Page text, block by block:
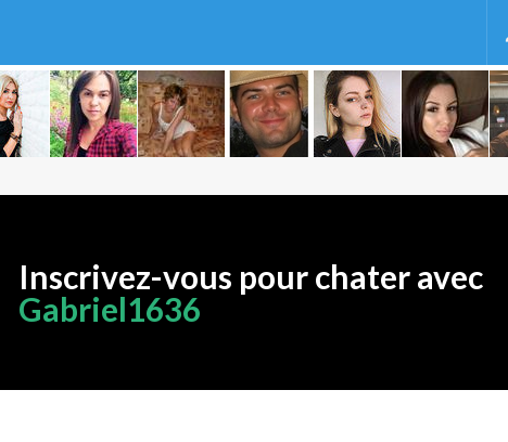
Inscrivez-vous pour chater avec
Gabriel1636